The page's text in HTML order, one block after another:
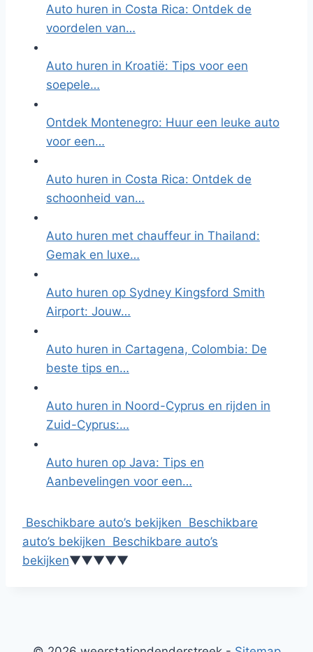
Auto huren in Costa Rica: Ontdek de
voordelen van…
Auto huren in Kroatië: Tips voor een
soepele…
Ontdek Montenegro: Huur een leuke auto
voor een…
Auto huren in Costa Rica: Ontdek de
schoonheid van…
Auto huren met chauffeur in Thailand:
Gemak en luxe…
Auto huren op Sydney Kingsford Smith
Airport: Jouw…
Auto huren in Cartagena, Colombia: De
beste tips en…
Auto huren in Noord-Cyprus en rijden in
Zuid-Cyprus:…
Auto huren op Java: Tips en
Aanbevelingen voor een…
Beschikbare auto’s bekijken Beschikbare
auto’s bekijken Beschikbare auto’s
bekijken▼▼▼▼▼